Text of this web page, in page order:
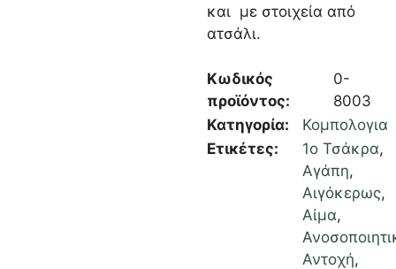
και με στοιχεία από
ατσάλι.
Κωδικός
προϊόντος:
0-
8003
Κατηγορία:
Κομπολογια
Ετικέτες:
1ο Τσάκρα,
Αγάπη,
Αιγόκερως,
Αίμα,
Αντοχή,